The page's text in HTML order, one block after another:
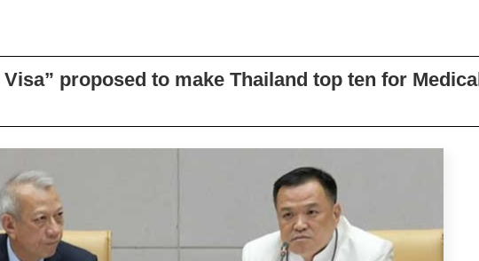
proposed to make Thailand top ten for Medical